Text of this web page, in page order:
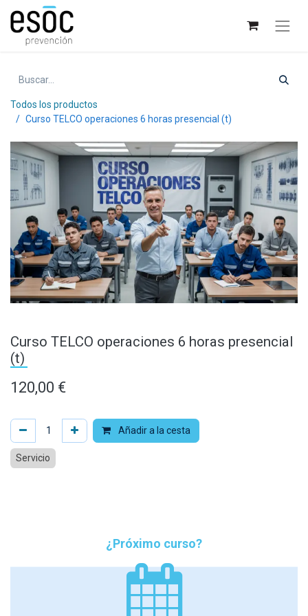
Todos los productos
Curso TELCO operaciones 6 horas presencial (t)
Curso TELCO operaciones 6 horas presencial
(t)
120,00 €
Añadir a la cesta
Servicio
¿Próximo curso?